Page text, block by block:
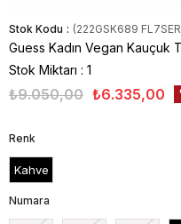
Stok Kodu (222GSK689
Guess Kadın Vegan Kauçuk
Stok Miktarı : 1
₺9.050,00 ₺6.335,00
Renk
Kahve
Numara